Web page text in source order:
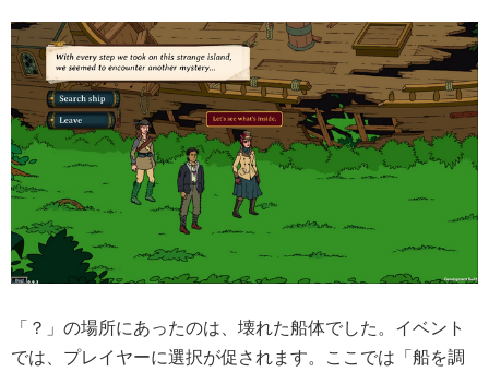
「？」の場所にあったのは、壊れた船体でした。イベント
では、プレイヤーに選択が促されます。ここでは「船を調